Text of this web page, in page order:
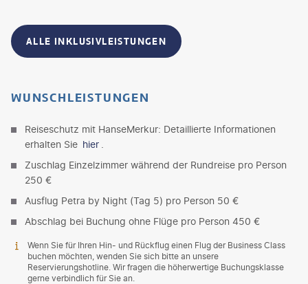
ALLE INKLUSIVLEISTUNGEN
WUNSCHLEISTUNGEN
Reiseschutz mit HanseMerkur: Detaillierte Informationen
erhalten Sie hier
Zuschlag Einzelzimmer während der Rundreise pro Person
250 €
Ausflug Petra by Night (Tag 5) pro Person 50 €
Abschlag bei Buchung ohne Flüge pro Person 450 €
Wenn Sie für Ihren Hin- und Rückflug einen Flug der Business Class
buchen möchten, wenden Sie sich bitte an unsere
Reservierungshotline. Wir fragen die höherwertige Buchungsklasse
gerne verbindlich für Sie an.